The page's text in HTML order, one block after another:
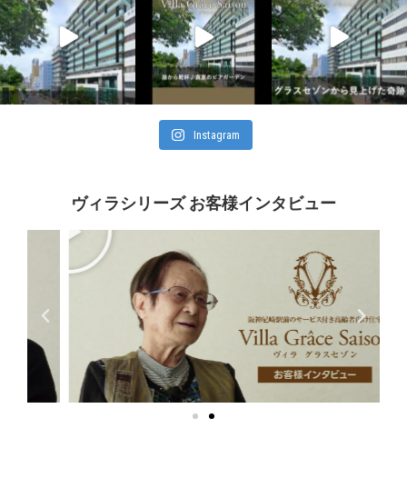
Instagram
ヴィラシリーズ お客様インタビュー